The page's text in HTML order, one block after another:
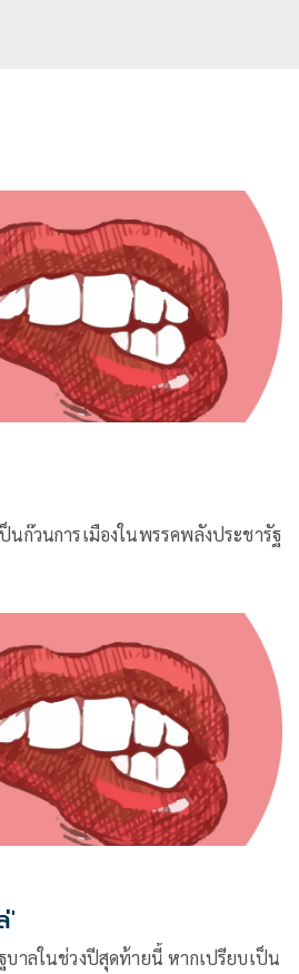
นก๊วนการเมืองในพรรคพลังประชารัฐ
'
บาลในช่วงปีสุดท้ายนี้ หากเปรียบเป็น